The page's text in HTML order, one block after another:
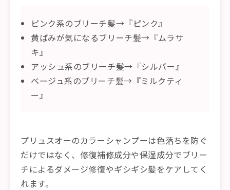
ピンク系のブリーチ髪→『ピンク』
黄ばみが気になるブリーチ髪→『ムラサ
キ』
アッシュ系のブリーチ髪→『シルバー』
ベージュ系のブリーチ髪→『ミルクティ
ー』
プリュスオーのカラーシャンプーは色落ちを防ぐ
だけではなく、修復補修成分や保湿成分でブリー
チによるダメージ修復やギシギシ髪をケアしてく
れます。